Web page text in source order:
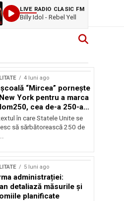
LIVE RADIO CLASIC FM
Billy Idol - Rebel Yell
4 luni ago
“Mircea” pornește
York pentru a marca
cea de-a 250-a
a Statelor Unite
în care Statele Unite se
să sărbătorească 250 de
5 luni ago
administrației:
detaliază măsurile și
planificate